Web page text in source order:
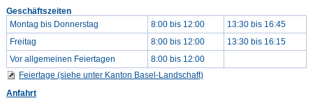
Geschäftszeiten
Montag bis Donnerstag
8:00 bis 12:00
13:30 bis 16:45
Freitag
8:00 bis 12:00
13:30 bis 16:15
Vor allgemeinen Feiertagen
8:00 bis 12:00
Feiertage (siehe unter Kanton Basel-Landschaft)
Anfahrt